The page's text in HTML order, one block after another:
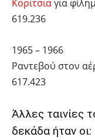
Κορίτσιαγια
619.236
1965 – 1966
Ραντεβού στον
617.423
Άλλες ταινίες
δεκάδα ήταν οι: